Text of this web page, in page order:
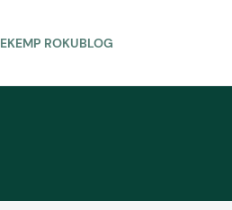
KEMP ROKUBLOG